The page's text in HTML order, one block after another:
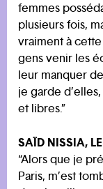
femmes
plusieurs fois,
vraiment à
gens venir les
leur manquer
je garde
et libres.”
SAÏD NISSIA,
“Alors que je
Paris, m’est